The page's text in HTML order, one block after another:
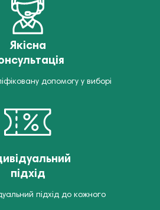
Якісна
допомогу у виборі
підхід
підхід до кожного